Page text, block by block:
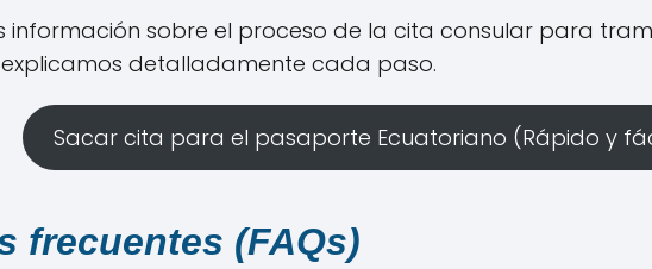
información sobre el proceso de la cita consular para
detalladamente cada paso.
Sacar cita para el pasaporte Ecuatoriano (Rápido y
frecuentes (FAQs)